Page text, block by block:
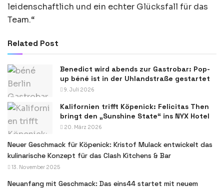
leidenschaftlich und ein echter Glücksfall für das
Team.“
Related Post
Benedict wird abends zur Gastrobar: Pop-
up béné ist in der Uhlandstraße gestartet
9. Juli 2026
Kalifornien trifft Köpenick: Felicitas Then
bringt den „Sunshine State“ ins NYX Hotel
20. März 2026
Neuer Geschmack für Köpenick: Kristof Mulack entwickelt das
kulinarische Konzept für das Clash Kitchens & Bar
13. November 2025
Neuanfang mit Geschmack: Das eins44 startet mit neuem